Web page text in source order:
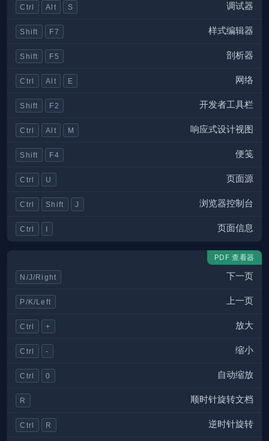
Ctrl Alt S 调试器
Shift F7 样式编辑器
Shift F5 剖析器
Ctrl Alt E 网络
Shift F2 开发者工具栏
Ctrl Alt M 响应式设计视图
Shift F4 便笺
Ctrl U 页面源
Ctrl Shift J 浏览器控制台
Ctrl I 页面信息
PDF 查看器
N/J/Right 下一页
P/K/Left 上一页
Ctrl + 放大
Ctrl - 缩小
Ctrl 0 自动缩放
R 顺时针旋转文档
Ctrl R 逆时针旋转